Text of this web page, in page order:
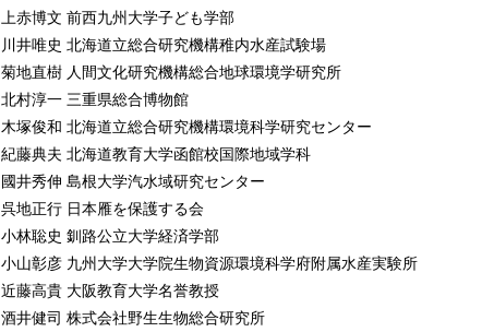
22 湿地の木 （藤村善安）
23 熱帯・亜熱帯沿岸の森マングローブ （井上智美）
24 藻場の植物 （向井 宏）
25 湿地の植生 （下田路子）
コラム2 環境変化のアーカイブとしての湿原堆積物 （紀藤典夫）
Ⅲ．湿地の姿と仕組み
1. 様々な姿を見せる湿地
1 湿地の織りなす造形美 （岡田 操）
2 低層湿原，中間湿原，高層湿原 （矢部和夫）
3 干潟と塩湿地 （伊藤昌尚）
4 汽水湖 （國井秀伸）
上赤博文 前西九州大学子ども学部
川井唯史 北海道立総合研究機構稚内水産試験場
菊地直樹 人間文化研究機構総合地球環境学研究所
北村淳一 三重県総合博物館
木塚俊和 北海道立総合研究機構環境科学研究センター
紀藤典夫 北海道教育大学函館校国際地域学科
國井秀伸 島根大学汽水域研究センター
呉地正行 日本雁を保護する会
小林聡史 釧路公立大学経済学部
小山彰彦 九州大学大学院生物資源環境科学府附属水産実験所
近藤高貴 大阪教育大学名誉教授
酒井健司 株式会社野生生物総合研究所